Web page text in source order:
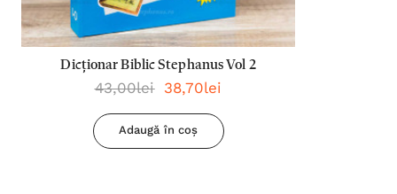
Dicționar Biblic Stephanus Vol 2
43,00lei 38,70lei
Adaugă în coș